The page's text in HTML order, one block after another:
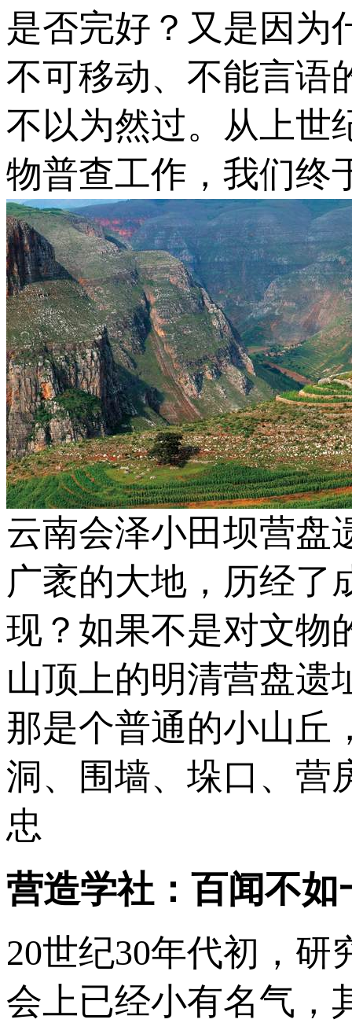
是否完好？又是因为
不可移动、不能言语
不以为然过。从上世
物普查工作，我们
云南会泽小田坝营盘
广袤的大地，历经了
现？如果不是对文物
山顶上的明清营盘遗
那是个普通的小山丘
洞、围墙、垛口、营
忠
营造学社：百闻不如
20世纪30年代初，
会上已经小有名气，